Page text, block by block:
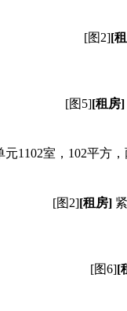
[图2][
[图5][租房]
1102室，102平方
[图2][租房]
[图6][